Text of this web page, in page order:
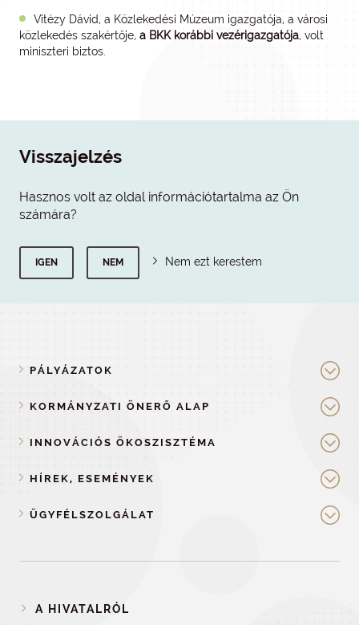
Vitézy Dávid, a Közlekedési Múzeum igazgatója, a városi
közlekedés szakértője, a BKK korábbi vezérigazgatója, volt
miniszteri biztos.
Visszajelzés
Hasznos volt az oldal információtartalma az Ön
számára?
IGEN NEM Nem ezt kerestem
PÁLYÁZATOK
KORMÁNYZATI ÖNERŐ ALAP
INNOVÁCIÓS ÖKOSZISZTÉMA
HÍREK, ESEMÉNYEK
ÜGYFÉLSZOLGÁLAT
A HIVATALRÓL